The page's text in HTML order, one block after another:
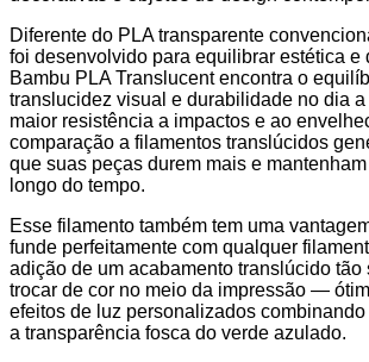
Diferente do PLA transparente
foi desenvolvido para equilibrar estética e
Bambu PLA Translucent encontra o
translucidez visual e durabilidade no dia
maior resistência a impactos e ao
comparação a filamentos translúcidos
que suas peças durem mais e
longo do tempo.
Esse filamento também tem uma
funde perfeitamente com qualquer
adição de um acabamento translúcido tão
trocar de cor no meio da impressão —
efeitos de luz personalizados
a transparência fosca do verde azulado.